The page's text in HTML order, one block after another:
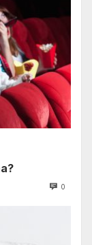
0